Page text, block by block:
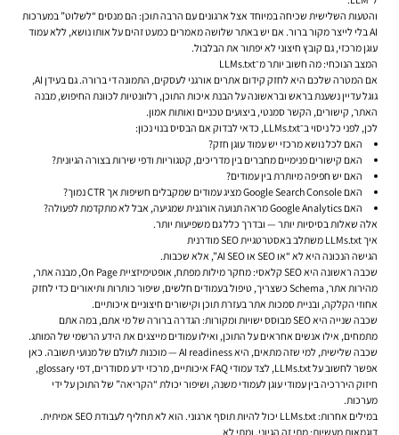
והטעות השלישית שכיחה במיוחד אצל ארגונים עם הרבה תוכן: הם מנסים “לשלוט” במערכות
AI בלי לייצר מקור ברור. אם יש באתר שלושה מאמרים כמעט זהים על אותו נושא, ללא עמוד
עוגן מרכזי, גם קובץ חיצוני לא יפתור את הבלבול.
המצב הנוכחי: מה חשוב יותר מ־LLMs.txt
אם המטרה שלכם היא לחזק קידום אתרים אורגני לעסקים, התמונה די ברורה. גם בעידן AI,
גוגל עדיין נשענת בראש ובראשונה על הבנת איכות התוכן, רלוונטיות לכוונת החיפוש, מבנה
האתר, קישורים, הקשר סמנטי, ביצועים טכניים ואותות אמון.
לכן, לפני כל ניסוי ב־LLMs.txt, כדאי לבדוק אם הבסיס בנוי נכון:
האם לכל נושא מרכזי יש עמוד עוגן חזק?
האם קישורים פנימיים מחברים בין מדריכים, קטגוריות ודפי שירות בצורה הגיונית?
האם יש חפיפה מיותרת בין עמודים?
האם Google Search Console מציג עמודים שמקבלים חשיפות אך CTR נמוך?
האם Google Analytics מראה תנועה אורגנית שמגיעה, אבל לא מתקדמת לפעולה?
אלה שאלות בסיסיות יותר — ובדרך כלל גם משפיעות יותר.
איך LLMs.txt משתלב באסטרטגיית SEO מודרנית
הגישה הנכונה היא לא “או SEO או AI SEO”, אלא שכבות.
שכבה ראשונה היא SEO קלאסי: מחקר מילות מפתח, אופטימיזציית On Page, מבנה אתר,
מהירות אתר, Schema כשצריך, טיפול בעמודים חלשים, שיפור כותרות ותיאורים כדי לחזק
אחוזי הקלקה, ובניית סמכות אתר בעזרת תוכן וקישורים חיצוניים איכותיים.
שכבה שנייה היא SEO מבוסס ישויות ומקורות: הגדרה ברורה של מי אתם, במה אתם
מתמחים, אילו אנשים אחראים על התוכן, ואילו עמודים מייצגים את הידע הרשמי של המותג.
שכבה שלישית, למי שזה מתאים, היא AI readiness — מוכנות לעולם של מנועי תשובה. כאן
אפשר לחשוב על LLMs.txt, לצד עמודי FAQ איכותיים, מרכזי ידע מסודרים, דפי glossary,
חיזוק היררכיה בין עמודי עוגן לעמודי משנה, ושיפור יכולת “הקריאה” של התוכן על ידי
מערכות.
במילים אחרות: LLMs.txt יכול להיות תוסף ארגוני. הוא לא תחליף לעבודת SEO אמיתית.
דוגמאות מעשיות: מתי זה הגיוני, ומתי לא